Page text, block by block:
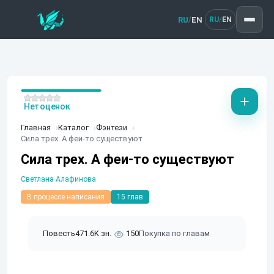
RU/EN RU/ EN
Главная Каталог
Фэнтези
Сила трех. А феи-то существуют
Сила трех. А феи-то существуют
Светлана Алафинова
В процессе написания 15 глав
Повесть471.6K зн. 150Покупка по главам
Нет оценок